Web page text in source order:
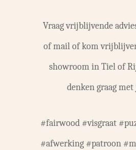
Vraag vrijblijvende
of mail of kom
showroom in Tiel of
denken graag met
#fairwood #visgraat
#afwerking #patroon